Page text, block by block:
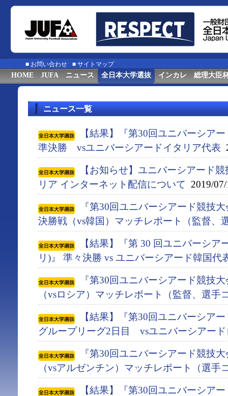
■ お問い合わせ ■ サイトマップ
HOME JUFA ニュース 全日本大学選抜 インカレ 総理大臣
ニュース一覧
【結果】『第30回ユニバーシア
準決勝 vsユニバーシアードイタリア代表
【お知らせ】ユニバーシアード
リア インターネット配信について 2019/
『第30回ユニバーシアード競技
決勝戦（vs韓国）マッチレポート（監督、
【結果】『第 30 回ユニバーシア
リ)』 準々決勝 vs ユニバーシアード韓国代
『第30回ユニバーシアード競技
（vsロシア）マッチレポート（監督、選手
【結果】『第30回ユニバーシア
グループリーグ2日目 vsユニバーシアード
『第30回ユニバーシアード競技
（vsアルゼンチン）マッチレポート（選手
【結果】『第30回ユニバーシア